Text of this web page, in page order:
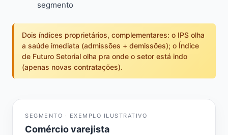
segmento
Dois índices proprietários, complementares: o IPS olha
a saúde imediata (admissões + demissões); o Índice
de Futuro Setorial olha pra onde o setor está indo
(apenas novas contratações).
SEGMENTO · EXEMPLO ILUSTRATIVO
Comércio varejista